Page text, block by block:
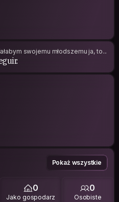
swojemu młodszemu ja, to...
Pokaż wszystkie
0
Jako gospodarz
0
Osobiste